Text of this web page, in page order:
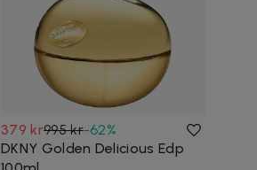
379 kr995 kr-62%
DKNY Golden Delicious Edp